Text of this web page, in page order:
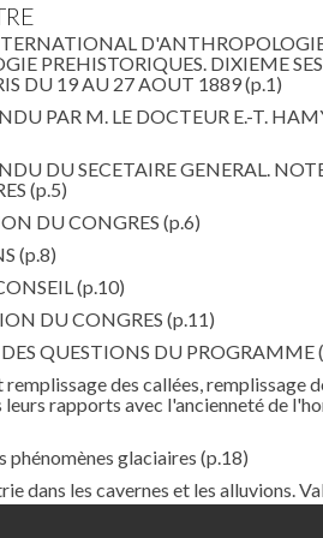
PREHISTORIQUES. DIXIEME
DU 19 AU 27 AOUT 1889(p.1)
PAR M. LE DOCTEUR E.-T.
DU SECETAIRE GENERAL.
(p.5)
DU CONGRES (p.6)
(p.8)
(p.10)
DU CONGRES (p.11)
QUESTIONS DU PROGRAMME
des callées, remplissage
leurs rapports avec l'ancienneté de
phénomènes glaciaires (p.18)
dans les cavernes et les alluvions.
paléontologiques et